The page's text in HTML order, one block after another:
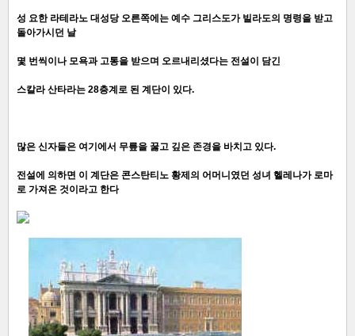
성 요한 라테라노 대성당 오른쪽에는 예수 그리스도가 빌라도의 명령을 받고
돌아가시던 날
몇 번씩이나 모욕과 고통을 받으며 오르내리셨다는 전설이 담긴
스칼라 산타라는 28층계로 된 계단이 있다.
많은 신자들은 여기에서 무릎을 꿇고 깊은 존경을 바치고 있다.
전설에 의하면 이 계단은 콘스탄티노 황제의 어머니였던 성녀 헬레나가 로마
로 가져온 것이라고 한다